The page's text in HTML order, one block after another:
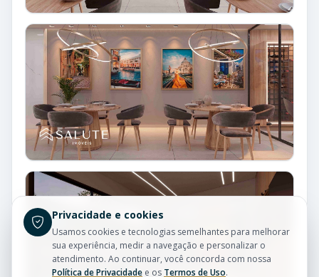
Privacidade e cookies
Usamos cookies e tecnologias semelhantes para melhorar
sua experiência, medir a navegação e personalizar o
atendimento. Ao continuar, você concorda com nossa
Política de Privacidade e os Termos de Uso.